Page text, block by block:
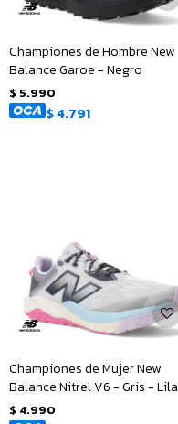
Championes de Hombre New
Balance Garoe - Negro
$ 5.990
$4.791
Championes de Mujer New
Balance Nitrel V6 - Gris - Lila
$ 4.990